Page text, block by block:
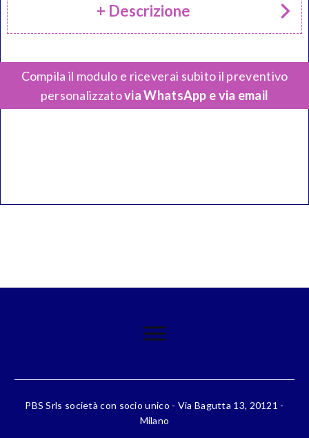
+ Descrizione
Compila il modulo e riceverai subito il preventivo
personalizzatovia WhatsApp e via email
PBS Srls società con socio unico - Via Bagutta 13, 20121 -
Milano